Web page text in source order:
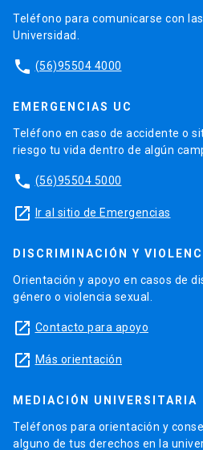
Teléfono para comunicarse con
Universidad.
phone (56)95504 4000
EMERGENCIAS UC
Teléfono en caso de accidente o
riesgo tu vida dentro de algún
phone (56)95504 5000
launch Ir al sitio de Emergencias
DISCRIMINACIÓN Y
Orientación y apoyo en casos de
género o violencia sexual.
launch Contacto para apoyo
launch Más orientación
MEDIACIÓN UNIVERSITARIA
Teléfonos para orientación y
alguno de tus derechos en la